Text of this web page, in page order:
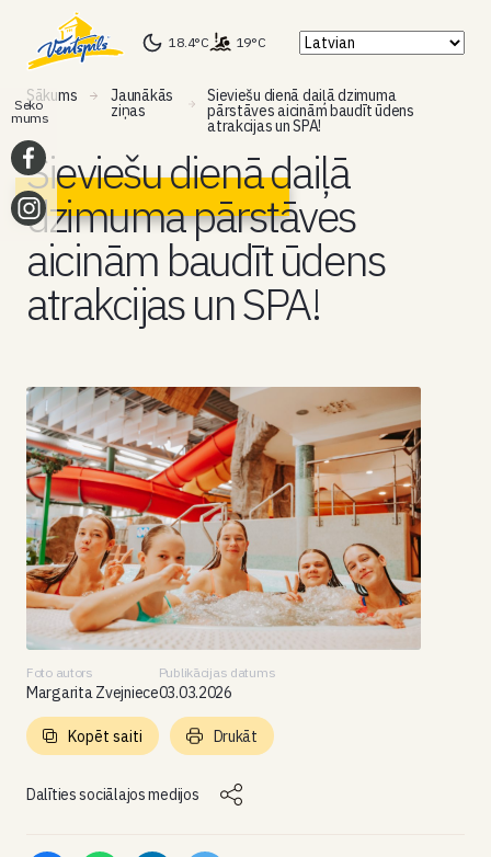
18.4°C 19°C
Sākums Jaunākās
ziņas
Sieviešu dienā daiļā dzimuma
pārstāves aicinām baudīt ūdens
atrakcijas un SPA!
Sieviešu dienā daiļā
dzimuma pārstāves
aicinām baudīt ūdens
atrakcijas un SPA!
Foto autors
Margarita Zvejniece
Publikācijas datums
03.03.2026
Dalīties sociālajos medijos
Kopēt saiti Drukāt
Seko
mums